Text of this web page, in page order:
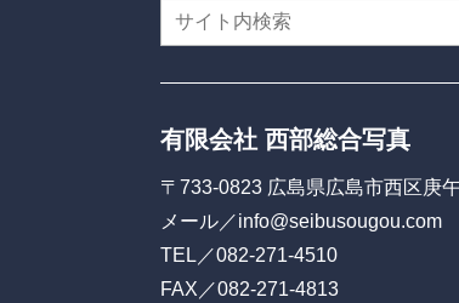
有限会社 西部総合写真
〒733-0823 広島県広島市西区庚
メール／info@seibusougou.com
TEL／082-271-4510
FAX／082-271-4813